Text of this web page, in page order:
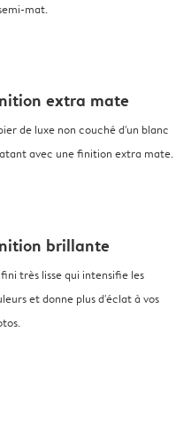
mat.
extra mate
de luxe non couché d'un blanc
avec une finition extra mate.
brillante
très lisse qui intensifie les
et donne plus d'éclat à vos